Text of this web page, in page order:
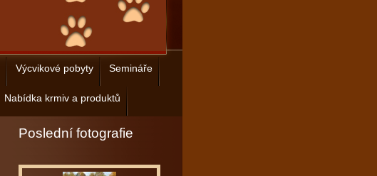
Výcvikové pobyty Semináře
Nabídka krmiv a produktů
Poslední fotografie